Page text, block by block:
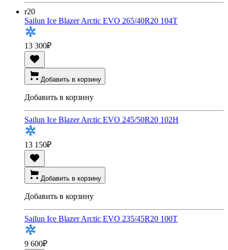
r20
Sailun Ice Blazer Arctic EVO 265/40R20 104T
13 300₽
Добавить в корзину
Добавить в корзину
Sailun Ice Blazer Arctic EVO 245/50R20 102H
13 150₽
Добавить в корзину
Добавить в корзину
Sailun Ice Blazer Arctic EVO 235/45R20 100T
9 600₽